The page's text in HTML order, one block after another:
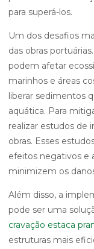
para superá-los.
Um dos desafios
das obras
podem afetar
marinhos e áreas
liberar sedimentos
aquática. Para
realizar estudos de
obras. Esses
efeitos negativos e
minimizem os
Além disso, a
pode ser uma
cravação estaca
estruturas mais